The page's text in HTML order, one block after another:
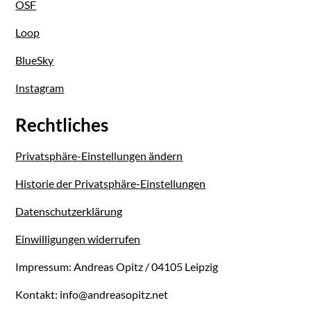
OSF
Loop
BlueSky
Instagram
Rechtliches
Privatsphäre-Einstellungen ändern
Historie der Privatsphäre-Einstellungen
Datenschutzerklärung
Einwilligungen widerrufen
Impressum: Andreas Opitz / 04105 Leipzig
Kontakt: info@andreasopitz.net